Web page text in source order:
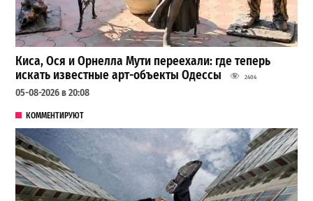
Киса, Ося и Орнелла Мути переехали: где теперь
искать известные арт-объекты Одессы
2404
05-08-2026 в 20:08
КОММЕНТИРУЮТ